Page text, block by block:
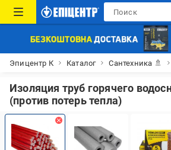
Эпицентр К Каталог Сантехника 🚿
Изоляция труб горячего
(против потерь тепла)